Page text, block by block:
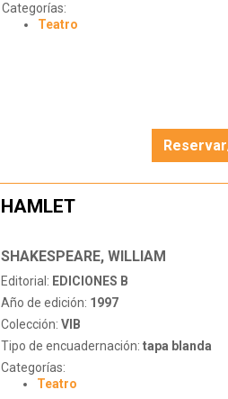
Categorías:
Teatro
HAMLET
SHAKESPEARE, WILLIAM
Editorial: EDICIONES B
Año de edición: 1997
Colección: VIB
Tipo de encuadernación: tapa blanda
Categorías:
Teatro